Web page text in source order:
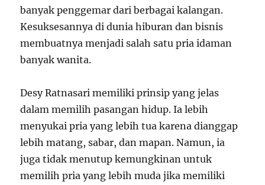
banyak penggemar dari berbagai kalangan.
Kesuksesannya di dunia hiburan dan bisnis
membuatnya menjadi salah satu pria idaman
banyak wanita.
Desy Ratnasari memiliki prinsip yang jelas
dalam memilih pasangan hidup. Ia lebih
menyukai pria yang lebih tua karena dianggap
lebih matang, sabar, dan mapan. Namun, ia
juga tidak menutup kemungkinan untuk
memilih pria yang lebih muda jika memiliki